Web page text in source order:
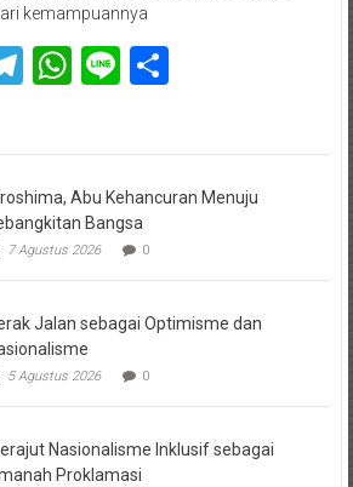
kemampuannya
Telegram
WhatsApp
LineShare
Abu Kehancuran Menuju
Bangsa
7 Agustus 2026 0
Jalan sebagai Optimisme dan
5 Agustus 2026 0
Nasionalisme Inklusif sebagai
Proklamasi